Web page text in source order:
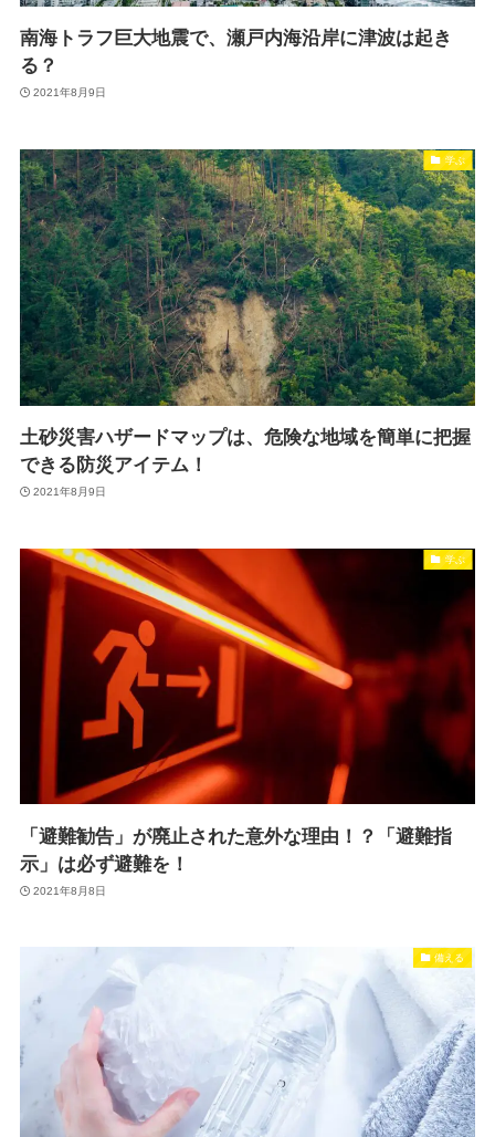
南海トラフ巨大地震で、瀬戸内海沿岸に津波は起き
る？
2021年8月9日
学ぶ
土砂災害ハザードマップは、危険な地域を簡単に把握
できる防災アイテム！
2021年8月9日
学ぶ
「避難勧告」が廃止された意外な理由！？「避難指
示」は必ず避難を！
2021年8月8日
備える